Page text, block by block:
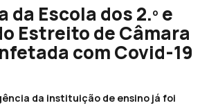
da Escola dos 2.º e
Estreito de Câmara
com Covid-19
da instituição de ensino já foi